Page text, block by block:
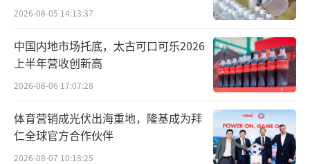
除直接贡献利润外，对外投资也“引
爆”了越秀资本股价。近期A股商业航天概念热
度高涨，而越秀资本投资的中科宇航已完成上
市辅导，微纳星空也正处于IPO进程中。受此带
动，越秀资本今年以来股价涨幅已超过27%。
套现金额或超40亿
2026-08-05 14:13:37
中国内地市场托底，太古可口可乐2026
上半年营收创新高
2026-08-06 17:07:28
体育营销成光伏出海重地，隆基成为拜
仁全球官方合作伙伴
2026-08-07 10:18:25